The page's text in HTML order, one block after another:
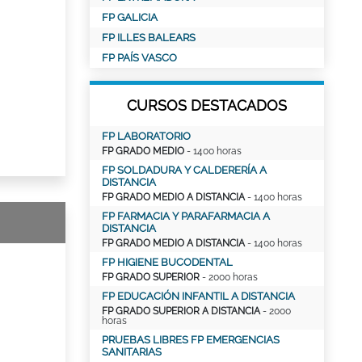
FP GALICIA
FP ILLES BALEARS
FP PAÍS VASCO
CURSOS DESTACADOS
FP LABORATORIO
FP GRADO MEDIO - 1400 horas
FP SOLDADURA Y CALDERERÍA A
DISTANCIA
FP GRADO MEDIO A DISTANCIA- 1400 horas
FP FARMACIA Y PARAFARMACIA A
DISTANCIA
FP GRADO MEDIO A DISTANCIA- 1400 horas
FP HIGIENE BUCODENTAL
FP GRADO SUPERIOR - 2000 horas
FP EDUCACIÓN INFANTIL A DISTANCIA
FP GRADO SUPERIOR A DISTANCIA- 2000
horas
PRUEBAS LIBRES FP EMERGENCIAS
SANITARIAS